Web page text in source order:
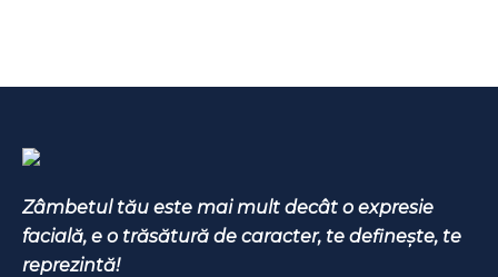
Zâmbetul tău este mai mult decât o expresie
facială, e o trăsătură de caracter, te definește, te
reprezintă!